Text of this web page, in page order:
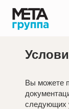
Вы можете
следующих